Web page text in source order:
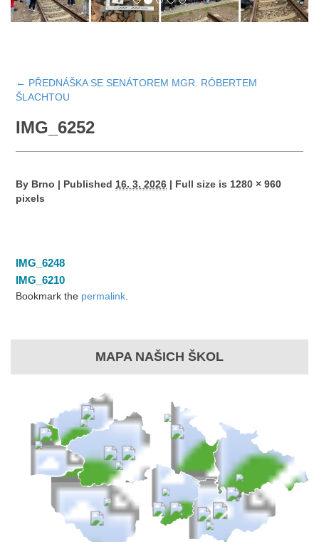
← PŘEDNÁŠKA SE SENÁTOREM MGR. RÓBERTEM
ŠLACHTOU
IMG_6252
By Brno | Published 16. 3. 2026 | Full size is1280 × 960
pixels
IMG_6248
IMG_6210
Bookmark the permalink.
MAPA NAŠICH ŠKOL